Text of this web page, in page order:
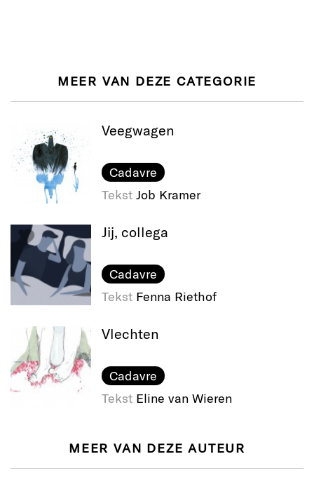
MEER VAN DEZE CATEGORIE
Veegwagen
Cadavre
Tekst Job Kramer
Jij, collega
Cadavre
Tekst Fenna Riethof
Vlechten
Cadavre
Tekst Eline van Wieren
MEER VAN DEZE AUTEUR